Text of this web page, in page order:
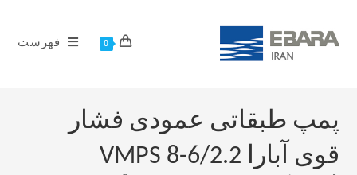
0 فهرست
پمپ طبقاتی عمودی فشار
قوی آبارا VMPS 8-6/2.2